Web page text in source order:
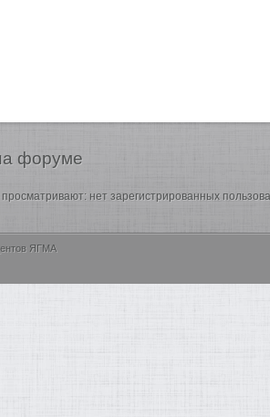
форуме
нет зарегистрированных
ЯГМА